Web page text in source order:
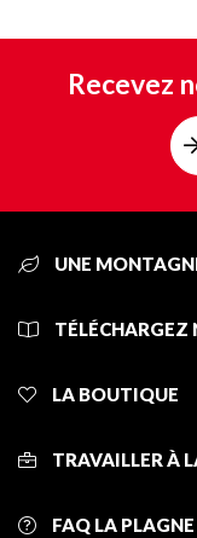
Recevez
UNE
TÉLÉCHARGEZ
LA BOUTIQUE
TRAVAILLER À
FAQ LA PLAGNE